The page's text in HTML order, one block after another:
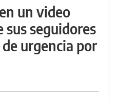
un video
seguidores
urgencia por